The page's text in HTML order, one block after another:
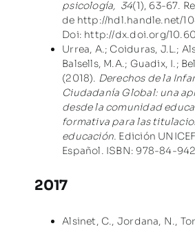
psicología, 34(1), 63-67.
de http://hdl.handle.net/
Doi: http://dx.doi.org/
Urrea, A.; Coiduras, J.L.;
Balsells, M.A.; Guadix, I.;
(2018). Derechos de la
Ciudadanía Global: una
desde la comunidad
formativa para las
educación. Edición
Español. ISBN: 978-84-
2017
Alsinet, C., Jordana, N.,